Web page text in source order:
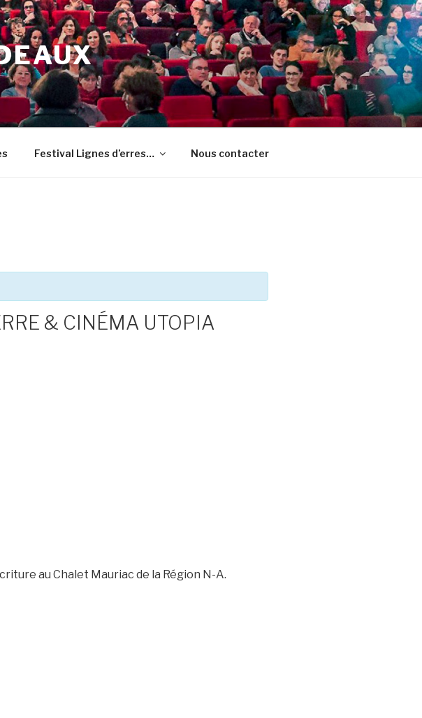
Festival Lignes d’erres… Nous contacter
& CINÉMA UTOPIA
au Chalet Mauriac de la Région N-A.